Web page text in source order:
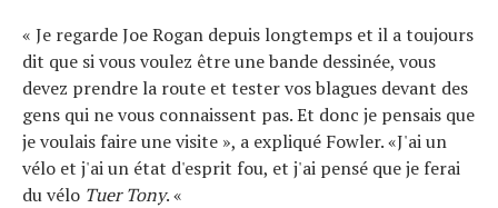
« Je regarde Joe Rogan depuis longtemps et il a toujours
dit que si vous voulez être une bande dessinée, vous
devez prendre la route et tester vos blagues devant des
gens qui ne vous connaissent pas. Et donc je pensais que
je voulais faire une visite », a expliqué Fowler. «J'ai un
vélo et j'ai un état d'esprit fou, et j'ai pensé que je ferai
du vélo Tuer Tony. «